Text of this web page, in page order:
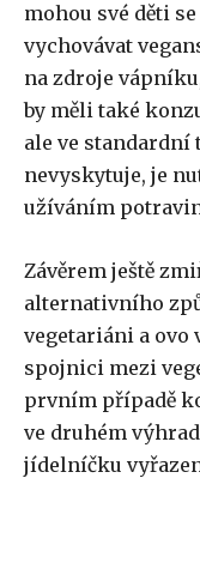
mohou své děti
vychovávat
na zdroje
by měli také
ale ve standardní
nevyskytuje, je
užíváním
Závěrem ještě
alternativního
vegetariáni a
spojnici mezi
prvním případě
ve druhém
jídelníčku